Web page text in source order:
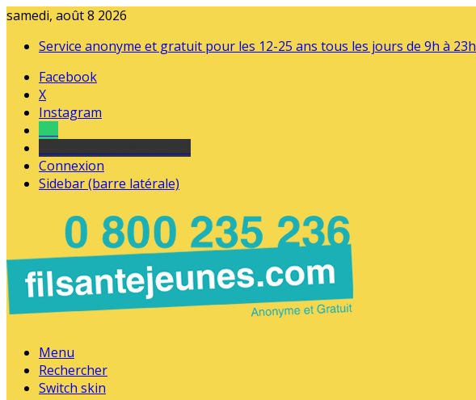
samedi, août 8 2026
Service anonyme et gratuit pour les 12-25 ans tous les jours de 9h à 23h
Facebook
X
Instagram
Connexion
Sidebar (barre latérale)
Menu
Rechercher
Switch skin